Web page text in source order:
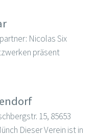
Nicolas Six
präsent
15, 85653
Dieser Verein ist in